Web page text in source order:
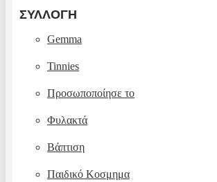
ΣΥΛΛΟΓΉ
Gemma
Tinnies
Προσωποποίησε το
Φυλακτά
Βάπτιση
Παιδικό Κοσμημα